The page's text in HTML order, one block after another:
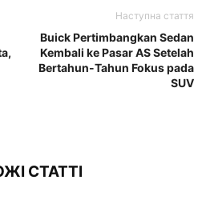
Наступна стаття
Buick Pertimbangkan Sedan
Kembali ke Pasar AS Setelah
Bertahun-Tahun Fokus pada
SUV
СТАТТІ